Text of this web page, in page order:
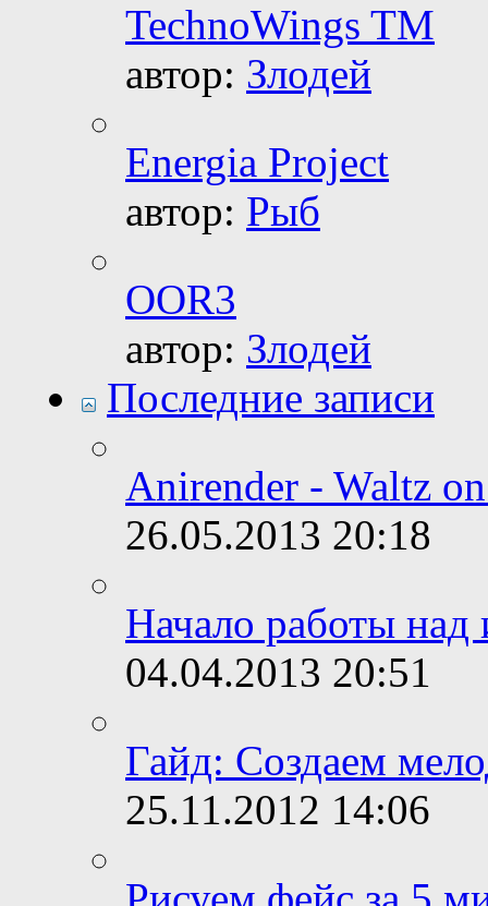
TechnoWings TM
автор: Злодей
Energia Project
автор: Рыб
OOR3
автор: Злодей
Последние записи
Anirender - Waltz
26.05.2013 20:18
Начало работы над
04.04.2013 20:51
Гайд: Создаем
25.11.2012 14:06